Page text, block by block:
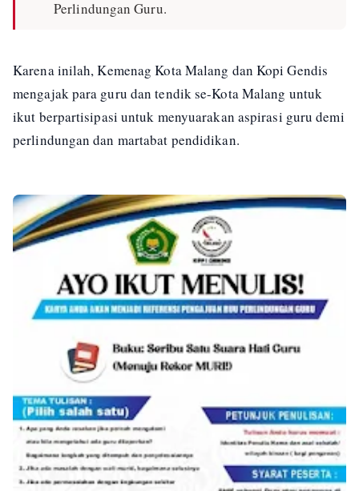
Perlindungan Guru.
Karena inilah, Kemenag Kota Malang dan Kopi Gendis
mengajak para guru dan tendik se-Kota Malang untuk
ikut berpartisipasi untuk menyuarakan aspirasi guru demi
perlindungan dan martabat pendidikan.